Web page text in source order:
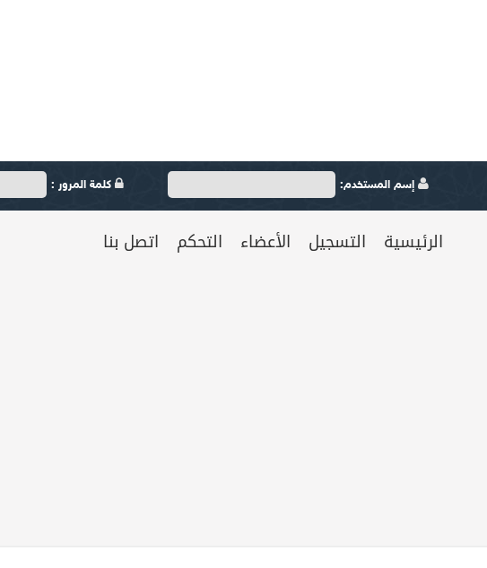
إسم المستخدم: كلمة المرور :
الرئيسية التسجيل الأعضاء التحكم اتصل بنا